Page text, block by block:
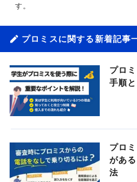
す。
プロミスに関する新着記事
プロ
手順
プロ
があ
法